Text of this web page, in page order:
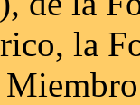
la